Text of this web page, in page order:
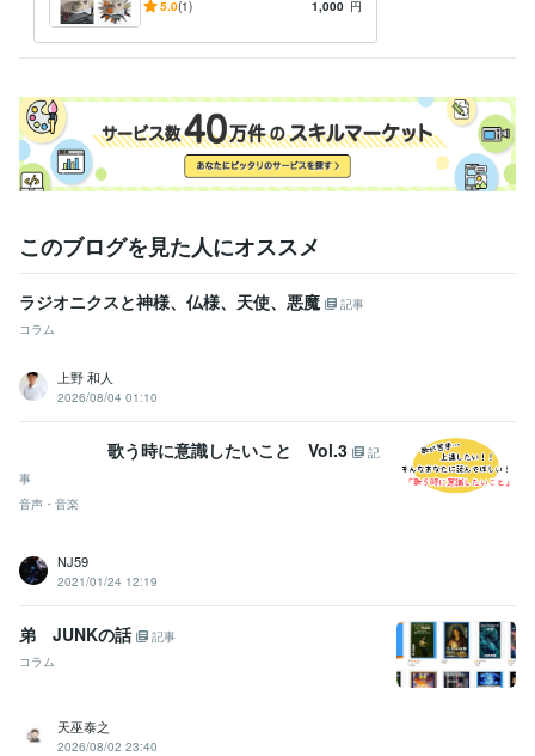
ームページなどにいかがでし
5.0(1) 1,000 円
このブログを見た人にオススメ
ラジオニクスと神様、仏様、天使、悪魔
記事
コラム
上野 和人
2026/08/04 01:10
歌う時に意識したいこと Vol.3
記
事
音声・音楽
NJ59
2021/01/24 12:19
弟 JUNKの話
記事
コラム
天巫泰之
2026/08/02 23:40